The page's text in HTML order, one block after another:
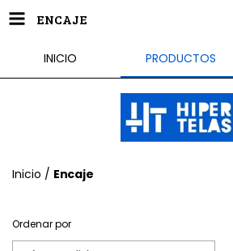
ENCAJE
INICIO PRODUCTOS
Inicio / Encaje
Ordenar por